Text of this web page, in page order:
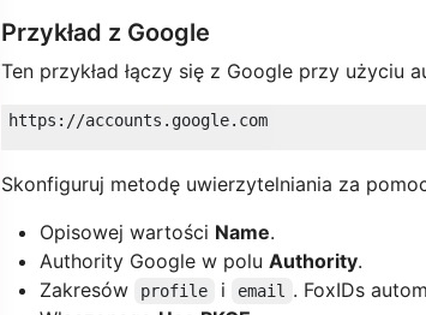
Przykład z Google
Ten przykład łączy się z Google przy użyciu
https://accounts.google.com
Skonfiguruj metodę uwierzytelniania za
Opisowej wartości Name.
Authority Google w polu Authority.
Zakresów
profile i email . FoxIDs